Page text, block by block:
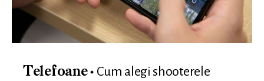
Telefoane
Cum alegi shooterele